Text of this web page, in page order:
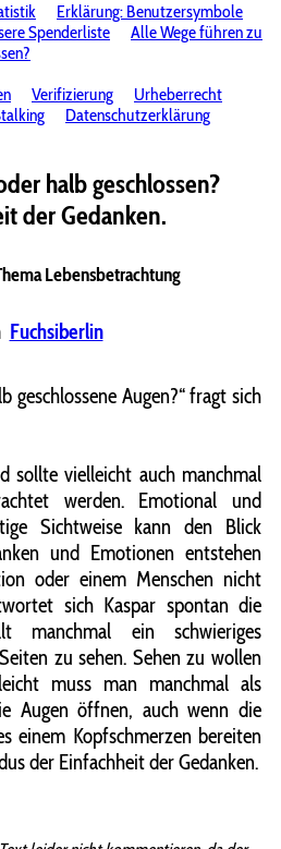
Erklärung: Benutzersymbole
Spenderliste
Alle Wege führen zu
Verifizierung
Urheberrecht
Datenschutzerklärung
halb geschlossen?
der Gedanken.
Lebensbetrachtung
Fuchsiberlin
geschlossene Augen?“ fragt sich
sollte vielleicht auch manchmal
werden. Emotional und
Sichtweise kann den Blick
und Emotionen entstehen
oder einem Menschen nicht
sich Kaspar spontan die
manchmal ein schwieriges
zu sehen. Sehen zu wollen
muss man manchmal als
Augen öffnen, auch wenn die
einem Kopfschmerzen bereiten
der Einfachheit der Gedanken.